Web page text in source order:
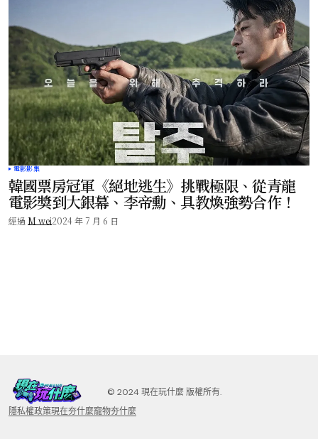
電影影集
韓國票房冠軍《絕地逃生》挑戰極限、從青龍
電影獎到大銀幕、李帝勳、具教煥強勢合作！
經過 M wei2024 年 7 月 6 日
©️ 2024 現在玩什麼 版權所有.
隱私權政策現在夯什麼寵物夯什麼